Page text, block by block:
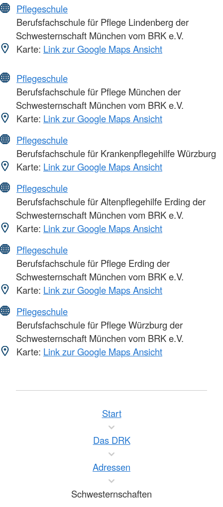
Pflegeschule
Berufsfachschule für Pflege Lindenberg der
Schwesternschaft München vom BRK e.V.
Karte: Link zur Google Maps Ansicht
Pflegeschule
Berufsfachschule für Pflege München der
Schwesternschaft München vom BRK e.V.
Karte: Link zur Google Maps Ansicht
Pflegeschule
Berufsfachschule für Krankenpflegehilfe Würzburg
Karte: Link zur Google Maps Ansicht
Pflegeschule
Berufsfachschule für Altenpflegehilfe Erding der
Schwesternschaft München vom BRK e.V.
Karte: Link zur Google Maps Ansicht
Pflegeschule
Berufsfachschule für Pflege Erding der
Schwesternschaft München vom BRK e.V.
Karte: Link zur Google Maps Ansicht
Pflegeschule
Berufsfachschule für Pflege Würzburg der
Schwesternschaft München vom BRK e.V.
Karte: Link zur Google Maps Ansicht
Start
Das DRK
Adressen
Schwesternschaften